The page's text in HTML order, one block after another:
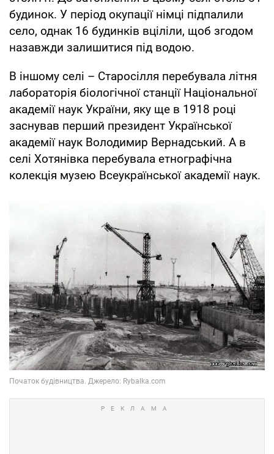
будинок. У період окупації німці підпалили
село, однак 16 будинків вціліли, щоб згодом
назавжди залишитися під водою.
В іншому селі – Старосілля перебувала літня
лабораторія біологічної станції Національної
академії наук України, яку ще в 1918 році
заснував перший президент Української
академії наук Володимир Вернадський. А в
селі Хотянівка перебувала етнографічна
колекція музею Всеукраїнської академії наук.